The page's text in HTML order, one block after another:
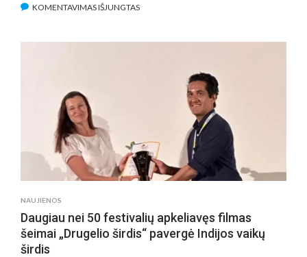
KOMENTAVIMAS IŠJUNGTASĮRAŠE
APDOVANOJIMUS
FESTIVALIUOSE
NAUJIENOS
Daugiau nei 50 festivalių apkeliavęs filmas
šeimai „Drugelio širdis“ pavergė Indijos vaikų
širdis